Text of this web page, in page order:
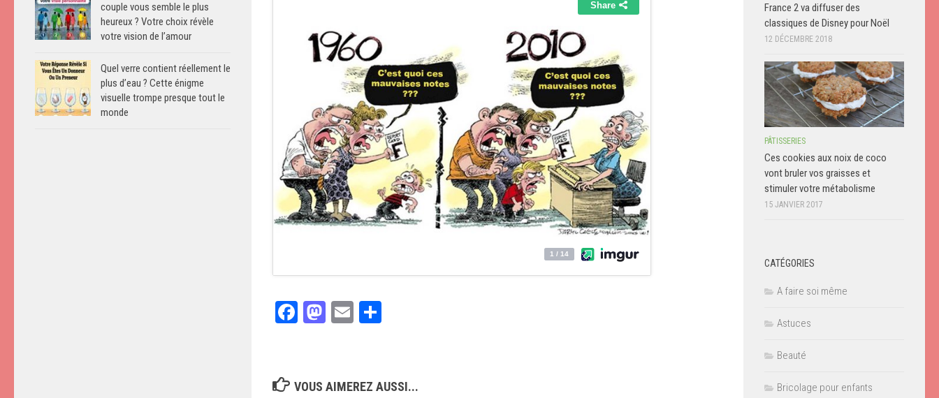
Facebook
Mastodon
Email
VOUS AIMEREZ AUSSI...
couple vous semble le plus
heureux ? Votre choix révèle
votre vision de l’amour
Quel verre contient réellement le
plus d’eau ? Cette énigme
visuelle trompe presque tout le
monde
France 2 va diffuser des
classiques de Disney pour Noël
12 DÉCEMBRE 2018
PÂTISSERIES
Ces cookies aux noix de coco
vont bruler vos graisses et
stimuler votre métabolisme
15 JANVIER 2017
CATÉGORIES
A faire soi même
Astuces
Beauté
Bricolage pour enfants